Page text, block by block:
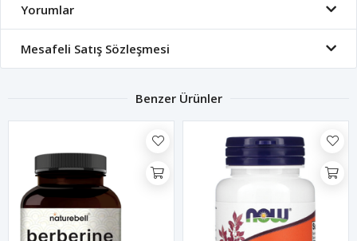
Yorumlar
Mesafeli Satış Sözleşmesi
Benzer Ürünler